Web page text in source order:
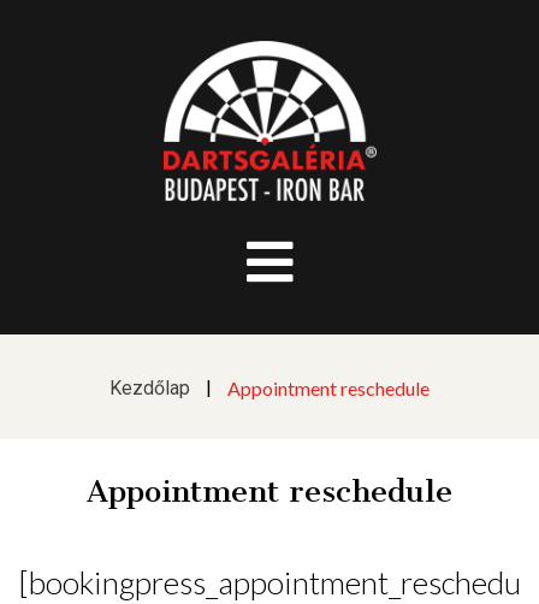
Kezdőlap Appointment reschedule
Appointment reschedule
[bookingpress_appointment_reschedu